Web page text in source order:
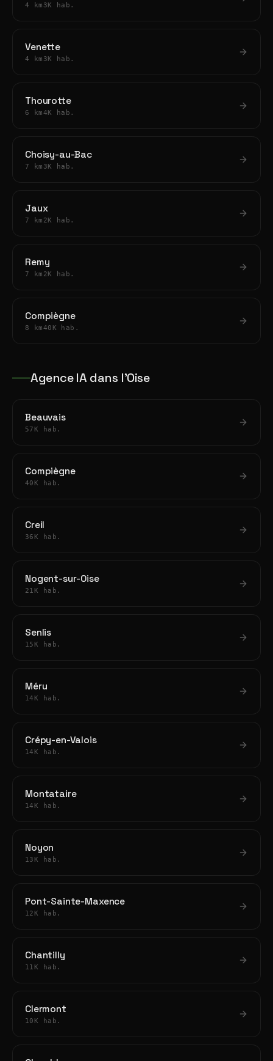
4 km 3K hab.
Venette
4 km 3K hab.
Thourotte
6 km4K hab.
Choisy-au-Bac
7 km 3K hab.
Jaux
7 km 2K hab.
Remy
7 km 2K hab.
Compiègne
8 km40K hab.
Agence IA dans l'Oise
Beauvais
57K hab.
Compiègne
40K hab.
Creil
36K hab.
Nogent-sur-Oise
21K hab.
Senlis
15K hab.
Méru
14K hab.
Crépy-en-Valois
14K hab.
Montataire
14K hab.
Noyon
13K hab.
Pont-Sainte-Maxence
12K hab.
Chantilly
11K hab.
Clermont
10K hab.